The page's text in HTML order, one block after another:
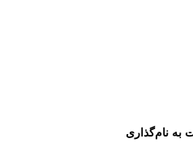
به نام‌گذاری